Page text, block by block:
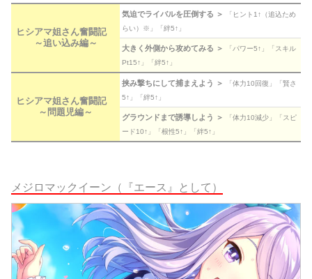
ヒシアマ姐さん奮闘記
～追い込み編～
気迫でライバルを圧倒する ＞
「ヒント1↑（追込ため
らい）※」「絆5↑」
大きく外側から攻めてみる ＞
「パワー5↑」「スキル
Pt15↑」「絆5↑」
ヒシアマ姐さん奮闘記
～問題児編～
挟み撃ちにして捕まえよう ＞
「体力10回復」「賢さ
5↑」「絆5↑」
グラウンドまで誘導しよう ＞
「体力10減少」「スピ
ード10↑」「根性5↑」「絆5↑」
メジロマックイーン（『エース』として）